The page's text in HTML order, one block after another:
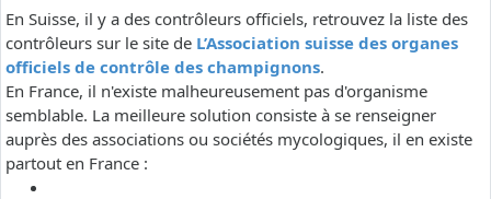
En Suisse, il y a des contrôleurs officiels, retrouvez la liste des
contrôleurs sur le site de L’Association suisse des organes
officiels de contrôle des champignons.
En France, il n'existe malheureusement pas d'organisme
semblable. La meilleure solution consiste à se renseigner
auprès des associations ou sociétés mycologiques, il en existe
partout en France :